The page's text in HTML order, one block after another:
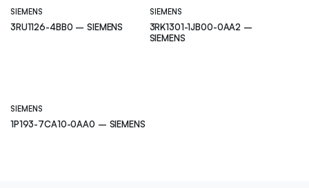
SIEMENS
3RU1126-4BB0 – SIEMENS
SIEMENS
3RK1301-1JB00-0AA2 –
SIEMENS
SIEMENS
1P193-7CA10-0AA0 – SIEMENS